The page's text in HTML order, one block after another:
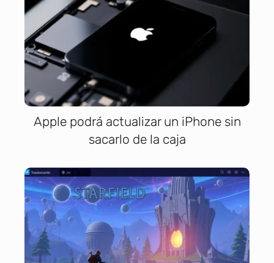
Apple podrá actualizar un iPhone sin
sacarlo de la caja